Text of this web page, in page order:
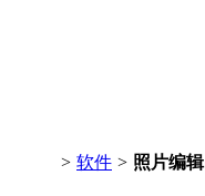
> 软件 > 照片编辑